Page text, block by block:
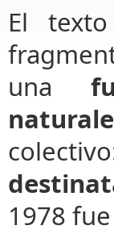
El
una
1978